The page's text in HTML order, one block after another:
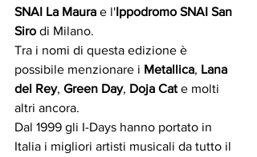
SNAI La Maura e l'Ippodromo SNAI San
Siro di Milano.
Tra i nomi di questa edizione è
possibile menzionare i Metallica, Lana
del Rey, Green Day, Doja Cat e molti
altri ancora.
Dal 1999 gli I-Days hanno portato in
Italia i migliori artisti musicali da tutto il